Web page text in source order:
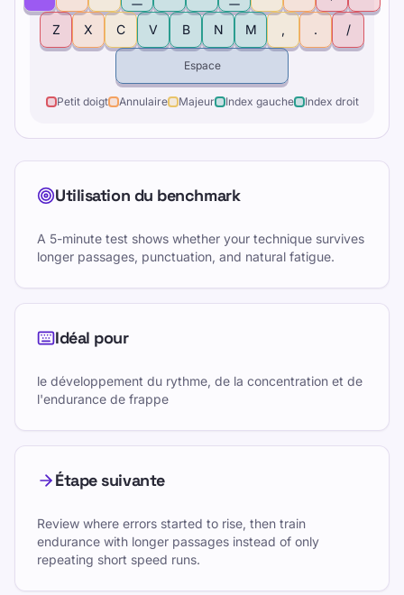
Z X C V B N M , . /
Espace
Petit doigt Annulaire Majeur Index gauche Index droit
Utilisation du benchmark
A 5-minute test shows whether your technique survives
longer passages, punctuation, and natural fatigue.
Idéal pour
le développement du rythme, de la concentration et de
l'endurance de frappe
Étape suivante
Review where errors started to rise, then train
endurance with longer passages instead of only
repeating short speed runs.